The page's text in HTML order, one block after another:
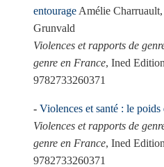
entourage Amélie
Grunvald
Violences et rapports de
genre en France, Ined
9782733260371
Violences et santé : le poids
Violences et rapports de
genre en France, Ined
9782733260371